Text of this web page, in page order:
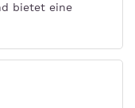
bietet eine